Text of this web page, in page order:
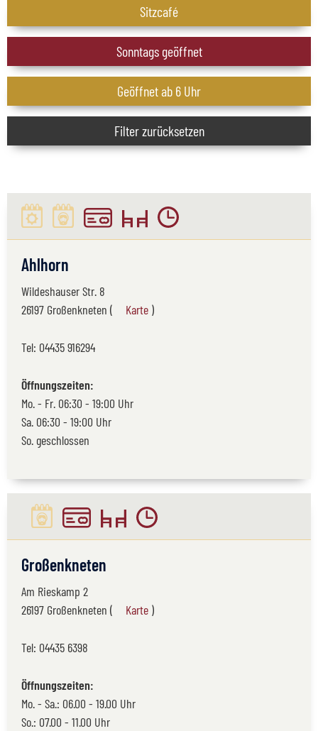
Sitzcafé
Sonntags geöffnet
Geöffnet ab 6 Uhr
Filter zurücksetzen
Ahlhorn
Wildeshauser Str. 8
26197 Großenkneten (
Karte )
Tel: 04435 916294
Öffnungszeiten:
Mo. - Fr. 06:30 - 19:00 Uhr
Sa. 06:30 - 19:00 Uhr
So. geschlossen
Großenkneten
Am Rieskamp 2
26197 Großenkneten (
Karte )
Tel: 04435 6398
Öffnungszeiten:
Mo. - Sa.: 06.00 - 19.00 Uhr
So.: 07.00 - 11.00 Uhr